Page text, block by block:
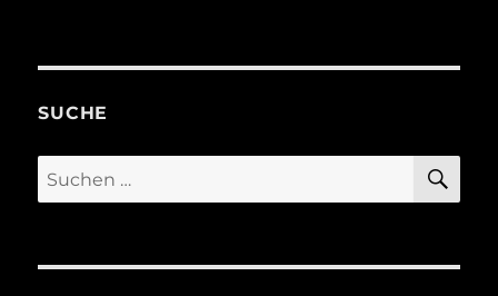
SUCHE
Suchen
nach: